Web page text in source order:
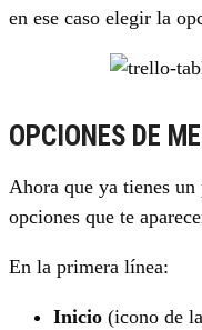
en ese caso elegir la
OPCIONES DE
Ahora que ya tienes
opciones que te
En la primera línea:
Inicio (icono de